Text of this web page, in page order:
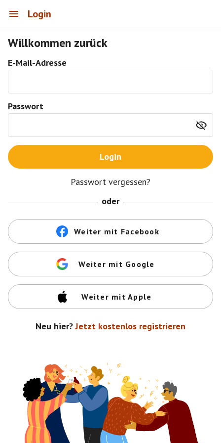
Login
Willkommen zurück
E-Mail-Adresse
Passwort
Login
Passwort vergessen?
oder
Weiter mit Facebook
Weiter mit Google
Weiter mit Apple
Neu hier? Jetzt kostenlos registrieren